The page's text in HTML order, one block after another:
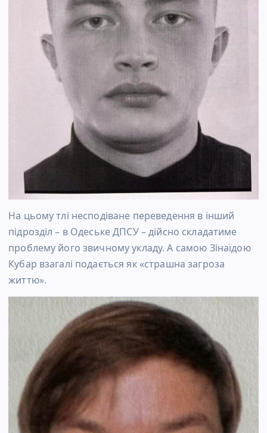
На цьому тлі несподіване переведення в інший
підрозділ – в Одеське ДПСУ – дійсно складатиме
проблему його звичному укладу. А самою Зінаїдою
Кубар взагалі подається як «страшна загроза
життю».